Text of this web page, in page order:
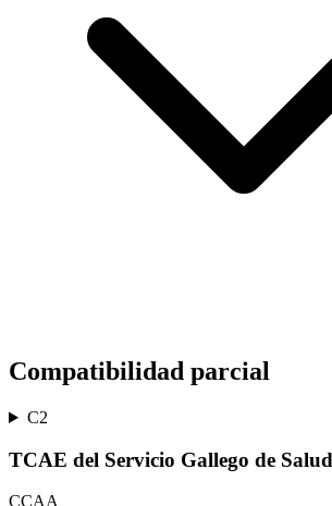
Compatibilidad parcial
C2
TCAE del Servicio Gallego de
CCAA